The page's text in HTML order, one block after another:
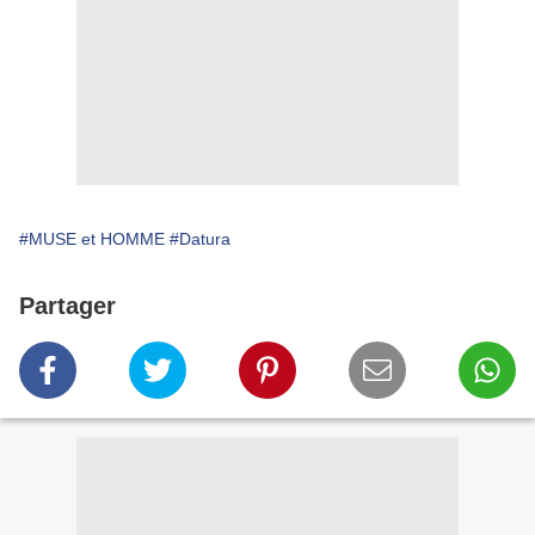
#MUSE et HOMME #Datura
Partager